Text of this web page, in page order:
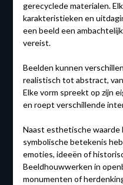
gerecyclede materialen.
karakteristieken en
een beeld een
vereist.
Beelden kunnen
realistisch tot abstract,
Elke vorm spreekt op zijn
en roept verschillende
Naast esthetische waarde
symbolische betekenis
emoties, ideeën of
Beeldhouwwerken in
monumenten of